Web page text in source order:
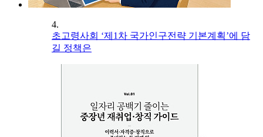
4.
초고령사회 ‘제1차 국가인구전략 기본계획’에 담
길 정책은